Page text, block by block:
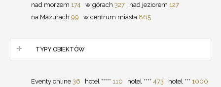
nad morzem 174 w górach 327 nad jeziorem 127
na Mazurach 99 w centrum miasta 865
TYPY OBIEKTÓW
Eventy online 36 hotel ***** 110 hotel **** 473 hotel *** 1000